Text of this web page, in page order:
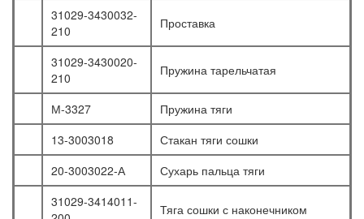
31029-3430032-
210
Проставка
31029-3430020-
210
Пружина тарельчатая
М-3327
Пружина тяги
13-3003018
Стакан тяги сошки
20-3003022-А
Сухарь пальца тяги
31029-3414011-
Тяга сошки с наконечником